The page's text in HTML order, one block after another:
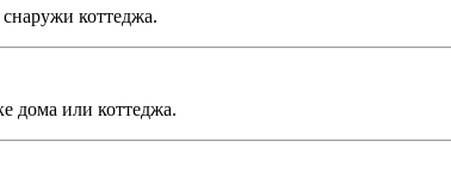
коттеджа.
дома или коттеджа.